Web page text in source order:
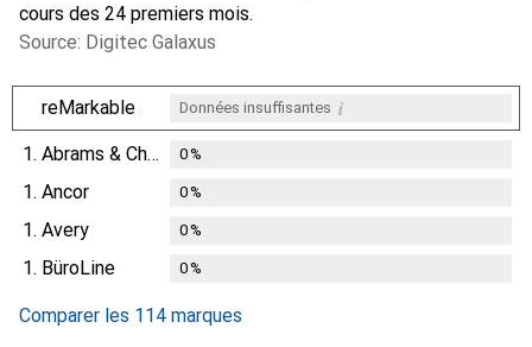
cours des 24 premiers mois.
Source: Digitec Galaxus
reMarkable Données insuffisantes i
1. Abrams & Chronicle 0%
1. Ancor 0%
1. Avery 0%
1. BüroLine 0%
Comparer les 114 marques